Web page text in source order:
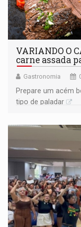
VARIANDO O
carne assada
Gastronomia
Prepare um acém
tipo de paladar